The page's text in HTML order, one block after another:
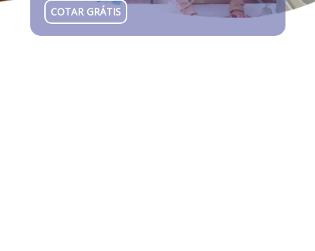
COTAR GRÁTIS